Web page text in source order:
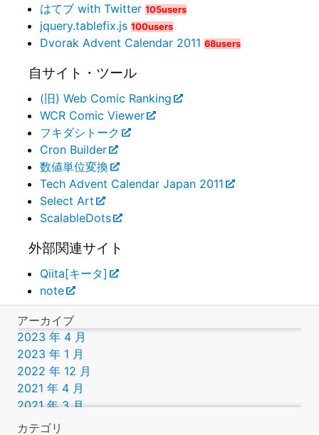
はてブ with Twitter 105users
jquery.tablefix.js 100users
Dvorak Advent Calendar 2011 68users
自サイト・ツール
(旧) Web Comic Ranking
WCR Comic Viewer
フキダシトーク
Cron Builder
数値単位変換
Tech Advent Calendar Japan 2011
Select Art
ScalableDots
外部関連サイト
Qiita[キータ]
note
アーカイブ
2023 年 4 月
2023 年 1 月
2022 年 12 月
2021 年 4 月
2021 年 3 月
2019 年 9 月
カテゴリ